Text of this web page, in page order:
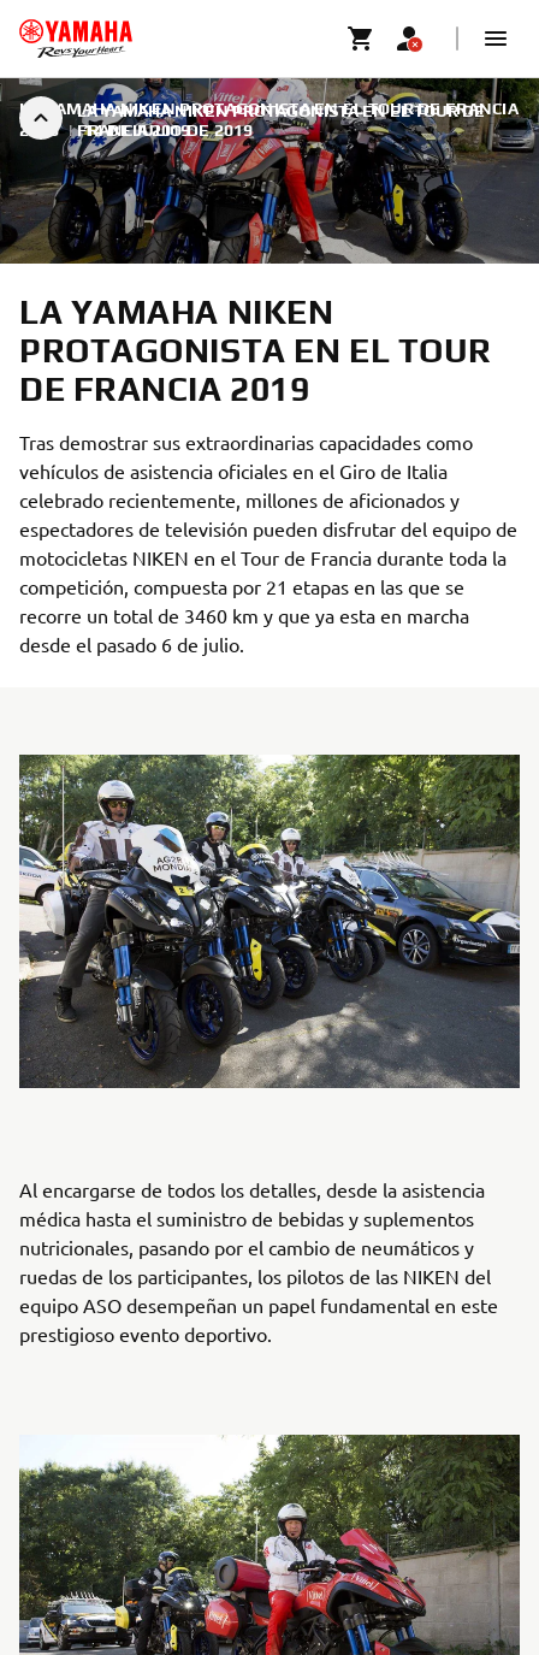
LA YAMAHA NIKEN PROTAGONISTA EN EL TOUR DE
FRANCIA 2019
LA YAMAHA NIKEN PROTAGONISTA EN EL TOUR DE FRANCIA
2019 | 14 DE JULIO DE 2019
LA YAMAHA NIKEN
PROTAGONISTA EN EL TOUR
DE FRANCIA 2019
Tras demostrar sus extraordinarias capacidades como
vehículos de asistencia oficiales en el Giro de Italia
celebrado recientemente, millones de aficionados y
espectadores de televisión pueden disfrutar del equipo de
motocicletas NIKEN en el Tour de Francia durante toda la
competición, compuesta por 21 etapas en las que se
recorre un total de 3460 km y que ya esta en marcha
desde el pasado 6 de julio.
Al encargarse de todos los detalles, desde la asistencia
médica hasta el suministro de bebidas y suplementos
nutricionales, pasando por el cambio de neumáticos y
ruedas de los participantes, los pilotos de las NIKEN del
equipo ASO desempeñan un papel fundamental en este
prestigioso evento deportivo.